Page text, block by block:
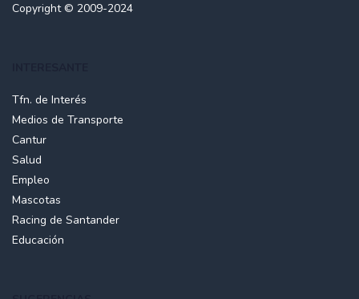
Copyright © 2009-2024
Tfn. de Interés
Medios de Transporte
Cantur
Salud
Empleo
Mascotas
Racing de Santander
Educación